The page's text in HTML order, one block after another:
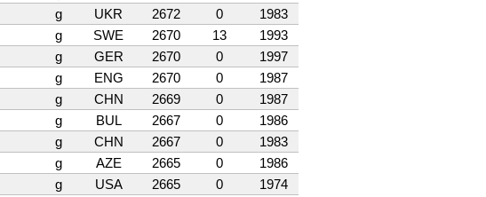
g UKR 2672 0
1983
g SWE 2670 13
1993
g GER 2670 0
1997
g ENG 2670 0
1987
g CHN 2669 0
1987
g BUL 2667 0
1986
g CHN 2667 0
1983
g AZE 2665 0
1986
g USA 2665 0
1974